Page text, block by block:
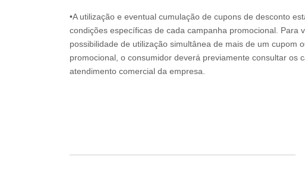
•A utilização e eventual cumulação de cupons de desconto
condições específicas de cada campanha promocional. Para
possibilidade de utilização simultânea de mais de um cupom
promocional, o consumidor deverá previamente consultar os
atendimento comercial da empresa.